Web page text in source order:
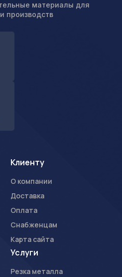
материалы для
производств
Клиенту
О компании
Доставка
Оплата
Снабженцам
Карта сайта
Услуги
Резка металла